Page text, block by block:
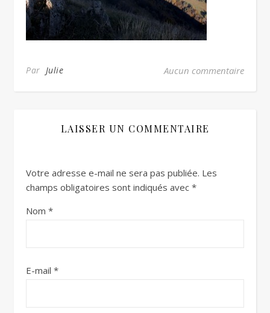
Par Julie Aucun commentaire
LAISSER UN COMMENTAIRE
Votre adresse e-mail ne sera pas publiée. Les
champs obligatoires sont indiqués avec *
Nom *
E-mail *